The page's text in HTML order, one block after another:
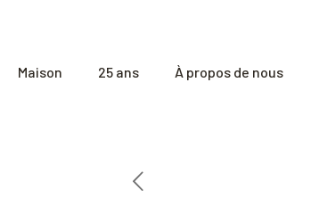
Maison 25 ans À propos de nous